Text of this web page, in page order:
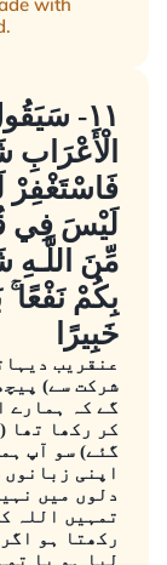
١١-
الْأَعْرَابِ
فَاسْتَغْفِرْ
لَيْسَ فِي
مِّنَ اللَّـهِ
بِكُمْ نَفْعًا
خَبِيرًا
عنقریب
شرکت سے)
گے کہ ہمارے
کر رکھا تھا
گئے) سو آپ
اپنی
دلوں میں
تمہیں اللہ
رکھتا ہو
لیا ہو یا